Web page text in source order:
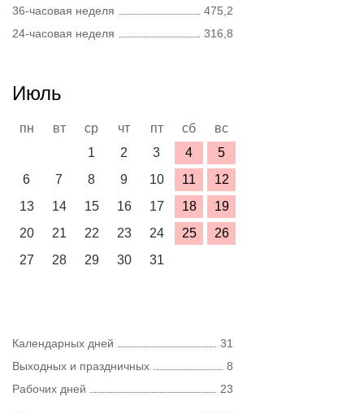
36-часовая неделя
475,2
24-часовая неделя
316,8
Июль
пн вт ср чт пт сб
вс
1
2 3 4
5
6
7 8 9 10 11
12
13
14 15 16 17 18
19
20
21 22 23 24 25
26
27
28 29 30 31
Календарных дней
31
Выходных и праздничных
8
Рабочих дней
23